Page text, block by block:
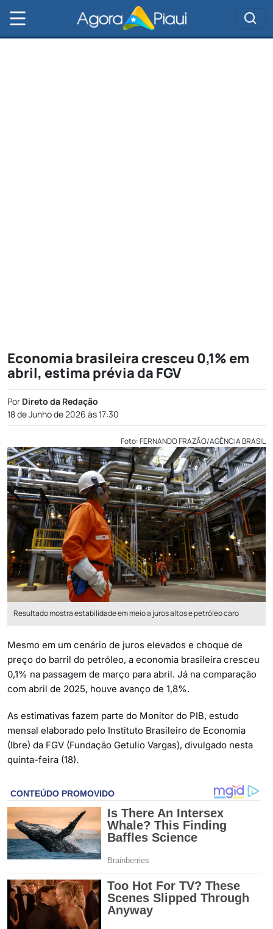
Economia brasileira cresceu 0,1% em
abril, estima prévia da FGV
Por Direto da Redação
18 de Junho de 2026 às 17:30
Foto: FERNANDO FRAZÃO/AGÊNCIA BRASIL
Resultado mostra estabilidade em meio a juros altos e petróleo caro
Mesmo em um cenário de juros elevados e choque de
preço do barril do petróleo, a economia brasileira cresceu
0,1% na passagem de março para abril. Já na comparação
com abril de 2025, houve avanço de 1,8%.
As estimativas fazem parte do Monitor do PIB, estudo
mensal elaborado pelo Instituto Brasileiro de Economia
(Ibre) da FGV (Fundação Getulio Vargas), divulgado nesta
quinta-feira (18).